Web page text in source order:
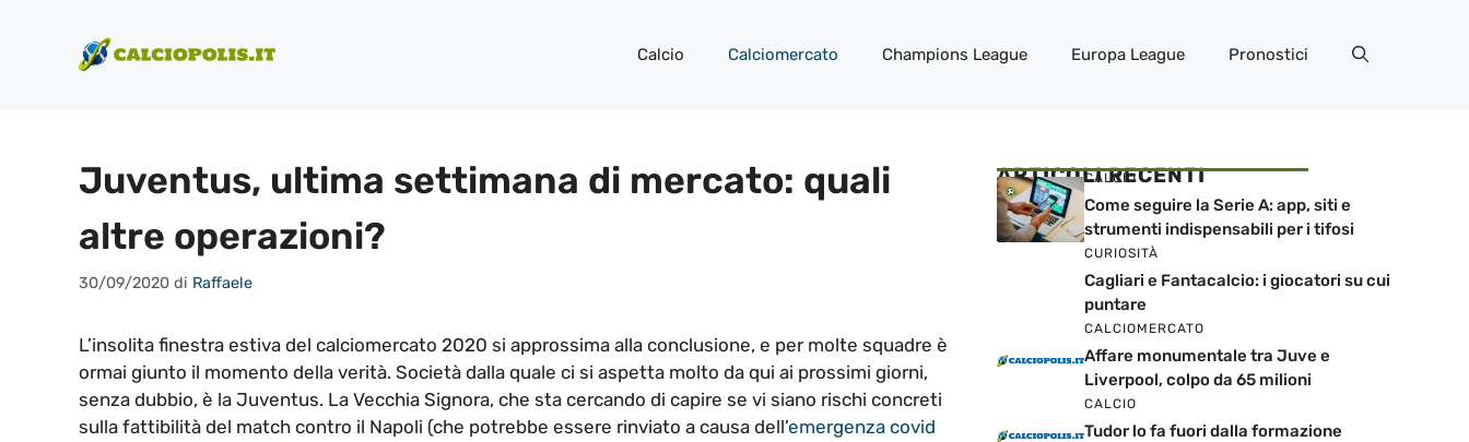
contenuto
Calcio Calciomercato Champions League Europa League Pronostici
Juventus, ultima settimana di mercato: quali
altre operazioni?
30/09/2020 di Raffaele
L’insolita finestra estiva del calciomercato 2020 si approssima alla conclusione, e per molte squadre è
ormai giunto il momento della verità. Società dalla quale ci si aspetta molto da qui ai prossimi giorni,
senza dubbio, è la Juventus. La Vecchia Signora, che sta cercando di capire se vi siano rischi concreti
sulla fattibilità del match contro il Napoli (che potrebbe essere rinviato a causa dell’emergenza covid
ARTICOLI RECENTI
CALCIO
Come seguire la Serie A: app, siti e
strumenti indispensabili per i tifosi
CURIOSITÀ
Cagliari e Fantacalcio: i giocatori su cui
puntare
CALCIOMERCATO
Affare monumentale tra Juve e
Liverpool, colpo da 65 milioni
CALCIO
Tudor lo fa fuori dalla formazione